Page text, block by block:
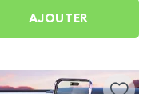
AJOUTER